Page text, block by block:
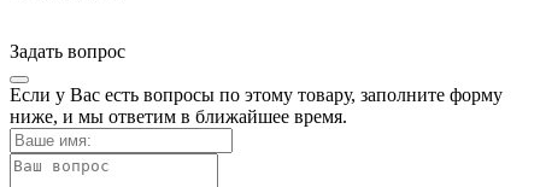
Задать вопрос
Если у Вас есть вопросы по этому товару, заполните форму
ниже, и мы ответим в ближайшее время.